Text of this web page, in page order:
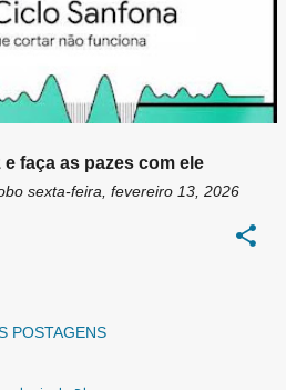
faça as pazes com ele
sexta-feira, fevereiro 13, 2026
POSTAGENS